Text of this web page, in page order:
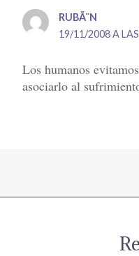
RUBÃ¨N
19/11/2008 A
Los humanos
asociarlo al